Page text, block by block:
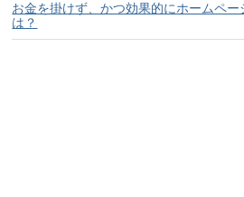
お金を掛けず、かつ効果的にホームペ
は？